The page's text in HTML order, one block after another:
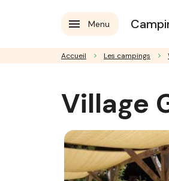
Menu
Accueil Les campings
Village